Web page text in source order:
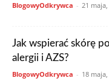
BlogowyOdkrywca - 21
Jak wspierać skórę
alergii i AZS?
BlogowyOdkrywca - 18